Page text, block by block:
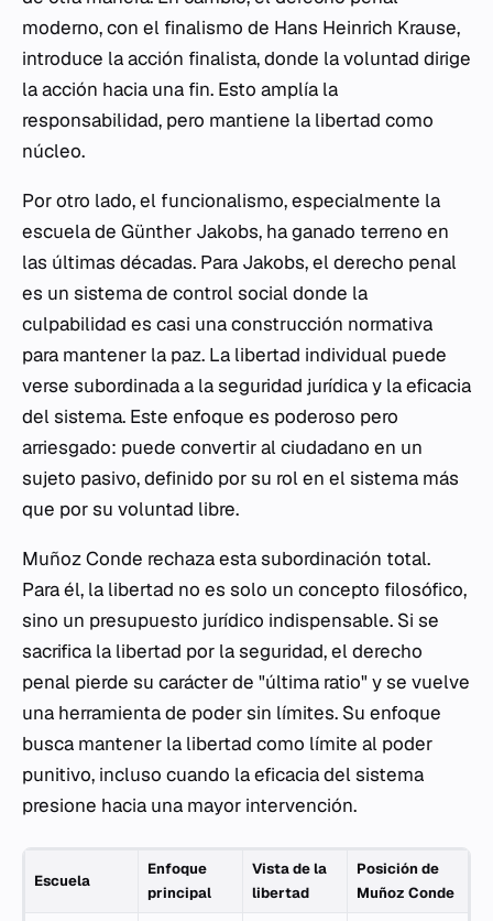
moderno, con el finalismo de Hans Heinrich Krause,
introduce la acción finalista, donde la voluntad dirige
la acción hacia una fin. Esto amplía la
responsabilidad, pero mantiene la libertad como
núcleo.
Por otro lado, el funcionalismo, especialmente la
escuela de Günther Jakobs, ha ganado terreno en
las últimas décadas. Para Jakobs, el derecho penal
es un sistema de control social donde la
culpabilidad es casi una construcción normativa
para mantener la paz. La libertad individual puede
verse subordinada a la seguridad jurídica y la eficacia
del sistema. Este enfoque es poderoso pero
arriesgado: puede convertir al ciudadano en un
sujeto pasivo, definido por su rol en el sistema más
que por su voluntad libre.
Muñoz Conde rechaza esta subordinación total.
Para él, la libertad no es solo un concepto filosófico,
sino un presupuesto jurídico indispensable. Si se
sacrifica la libertad por la seguridad, el derecho
penal pierde su carácter de "última ratio" y se vuelve
una herramienta de poder sin límites. Su enfoque
busca mantener la libertad como límite al poder
punitivo, incluso cuando la eficacia del sistema
presione hacia una mayor intervención.
Escuela
Enfoque
principal
Vista de la
libertad
Posición de
Muñoz Conde